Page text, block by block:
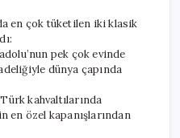
en çok tüketilen iki klasik
pek çok evinde
dünya çapında
kahvaltılarında
en özel kapanışlarından